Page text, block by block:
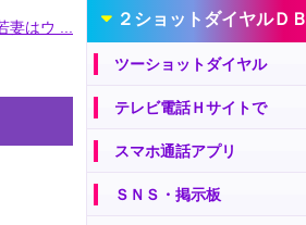
妻はウ ... ２ショットダイヤルＤＢ
ツーショットダイヤル
テレビ電話Ｈサイトで
スマホ通話アプリ
ＳＮＳ・掲示板